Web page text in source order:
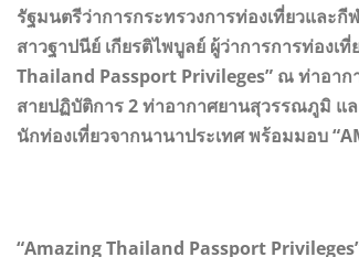
รัฐมนตรีว่าการกระทรวงการท่องเที่ยวและ
สาวฐาปนีย์ เกียรติไพบูลย์ ผู้ว่าการการท่องเ
Thailand Passport Privileges” ณ ท่าอา
สายปฏิบัติการ 2 ท่าอากาศยานสุวรรณภูมิ แ
นักท่องเที่ยวจากนานาประเทศ พร้อมมอบ
“Amazing Thailand Passport